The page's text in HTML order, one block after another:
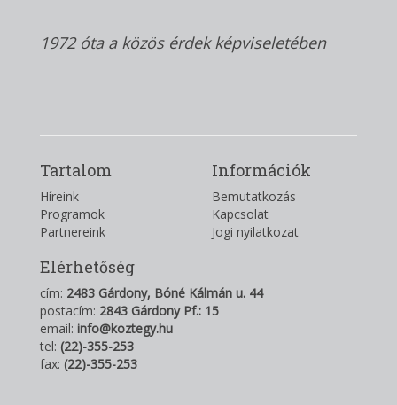
1972 óta a közös érdek képviseletében
Tartalom
Híreink
Programok
Partnereink
Információk
Bemutatkozás
Kapcsolat
Jogi nyilatkozat
Elérhetőség
cím: 2483 Gárdony, Bóné Kálmán u. 44
postacím: 2843 Gárdony Pf.: 15
email: info@koztegy.hu
tel: (22)-355-253
fax: (22)-355-253